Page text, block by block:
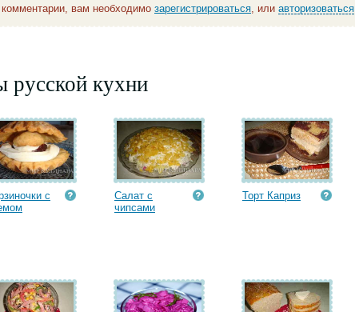
вам необходимо зарегистрироваться, или авторизоваться
русской кухни
с
Салат с
чипсами
Торт Каприз